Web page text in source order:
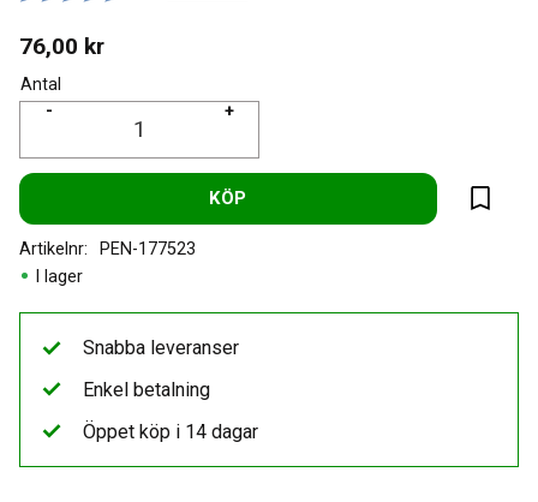
76,00 kr
Antal
+
-
KÖP
Lägg
I lager
Artikelnr PEN-177523
Snabba leveranser
Enkel betalning
Öppet köp i 14 dagar